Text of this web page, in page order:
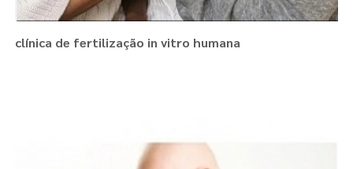
clínica de fertilização in vitro humana